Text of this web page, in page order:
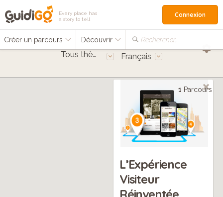
Every place has
a story to tell
Créer un parcours Découvrir Rechercher…
Connexion
Tous thèmes Français
1 Parcours
L’Expérience
Visiteur
Réinventée.